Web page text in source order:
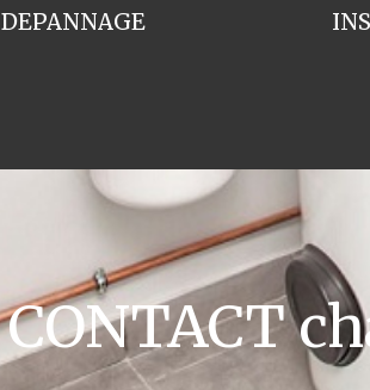
DEPANNAGE
CONTACT